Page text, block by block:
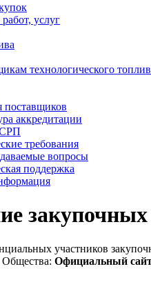
услуг
технологического
поставщиков
аккредитации
требования
вопросы
поддержка
участников
Официальный